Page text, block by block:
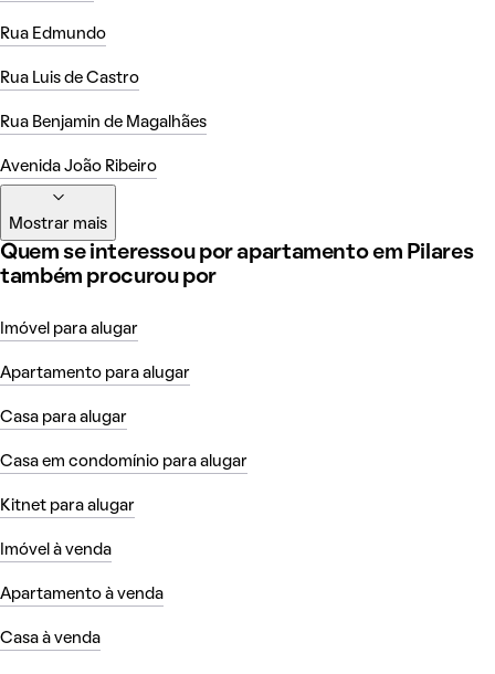
Rua Edmundo
Rua Luis de Castro
Rua Benjamin de Magalhães
Avenida João Ribeiro
Mostrar mais
Quem se interessou por apartamento em Pilares
também procurou por
Imóvel para alugar
Apartamento para alugar
Casa para alugar
Casa em condomínio para alugar
Kitnet para alugar
Imóvel à venda
Apartamento à venda
Casa à venda